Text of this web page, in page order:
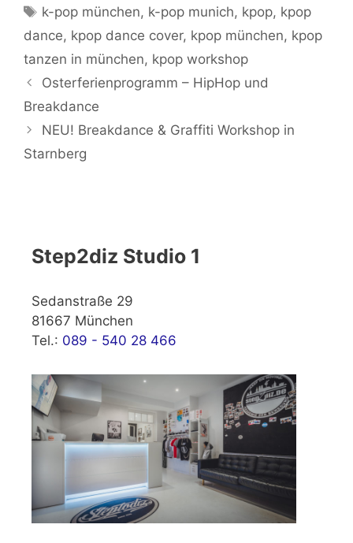
Schlagwörter
k-pop münchen, k-pop munich, kpop, kpop
dance, kpop dance cover, kpop münchen, kpop
tanzen in münchen, kpop workshop
Osterferienprogramm – HipHop und
Breakdance
NEU! Breakdance & Graffiti Workshop in
Starnberg
Step2diz Studio 1
Sedanstraße 29
81667 München
Tel.: 089 - 540 28 466